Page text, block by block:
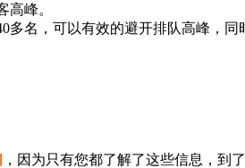
高峰。
多名，可以有效的避开排队高峰，
，因为只有您都了解了这些信息，到